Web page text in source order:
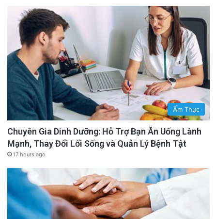
Ẩm Thực
Chuyên Gia Dinh Dưỡng: Hỗ Trợ Bạn Ăn Uống Lành
Mạnh, Thay Đổi Lối Sống và Quản Lý Bệnh Tật
17 hours ago